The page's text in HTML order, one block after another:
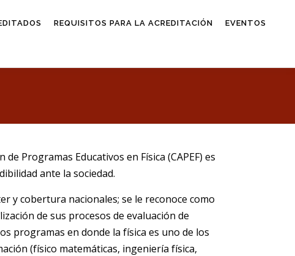
REQUISITOS PARA LA ACREDITACIÓN EVENTOS
de Programas Educativos en Física (CAPEF) es
ante la sociedad.
y cobertura nacionales; se le reconoce como
de sus procesos de evaluación de
programas en donde la física es uno de los
(físico matemáticas, ingeniería física,